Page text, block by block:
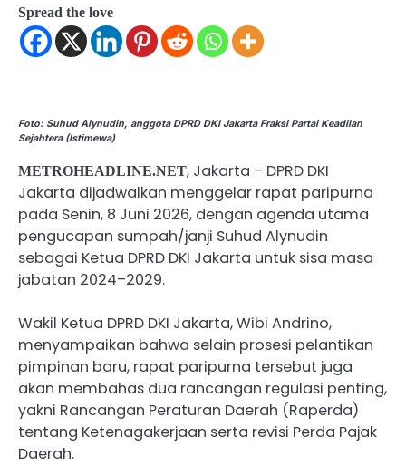
Spread the love
Foto: Suhud Alynudin, anggota DPRD DKI Jakarta Fraksi Partai Keadilan
Sejahtera (Istimewa)
METROHEADLINE.NET, Jakarta – DPRD DKI
Jakarta dijadwalkan menggelar rapat paripurna
pada Senin, 8 Juni 2026, dengan agenda utama
pengucapan sumpah/janji Suhud Alynudin
sebagai Ketua DPRD DKI Jakarta untuk sisa masa
jabatan 2024–2029.
Wakil Ketua DPRD DKI Jakarta, Wibi Andrino,
menyampaikan bahwa selain prosesi pelantikan
pimpinan baru, rapat paripurna tersebut juga
akan membahas dua rancangan regulasi penting,
yakni Rancangan Peraturan Daerah (Raperda)
tentang Ketenagakerjaan serta revisi Perda Pajak
Daerah.